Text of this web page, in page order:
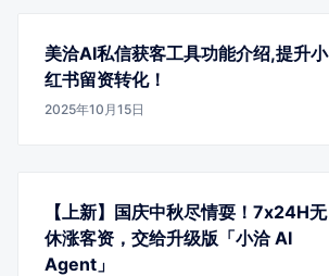
美洽AI私信获客工具功能介绍,提升小
红书留资转化！
2025年10月15日
【上新】国庆中秋尽情耍！7x24H无
休涨客资，交给升级版「小洽 AI
Agent」